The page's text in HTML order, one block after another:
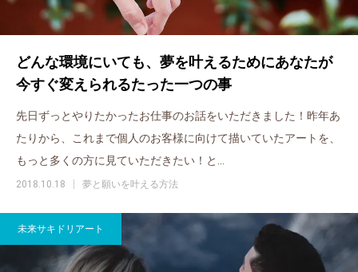
どんな環境にいても、夢を叶えるためにあなたが
今すぐ変えられるたった一つの事
先日ずっとやりたかったお仕事のお話をいただきました！昨年あ
たりから、これまで個人のお客様に向けて描いていたアートを、
もっと多くの方に見ていただきたい！と…
2018.10.18 夢と願いを叶える方法
未来サキドリアート